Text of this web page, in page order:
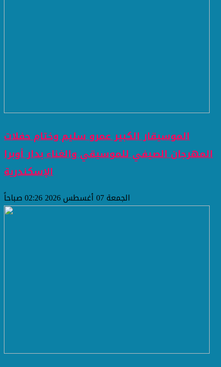
الموسيقار الكبير عمرو سليم وختام حفلات
المهرجان الصيفي للموسيقي والغناء بدار أوبرا
الإسكندرية
الجمعة 07 أغسطس 2026 02:26 صباحاً